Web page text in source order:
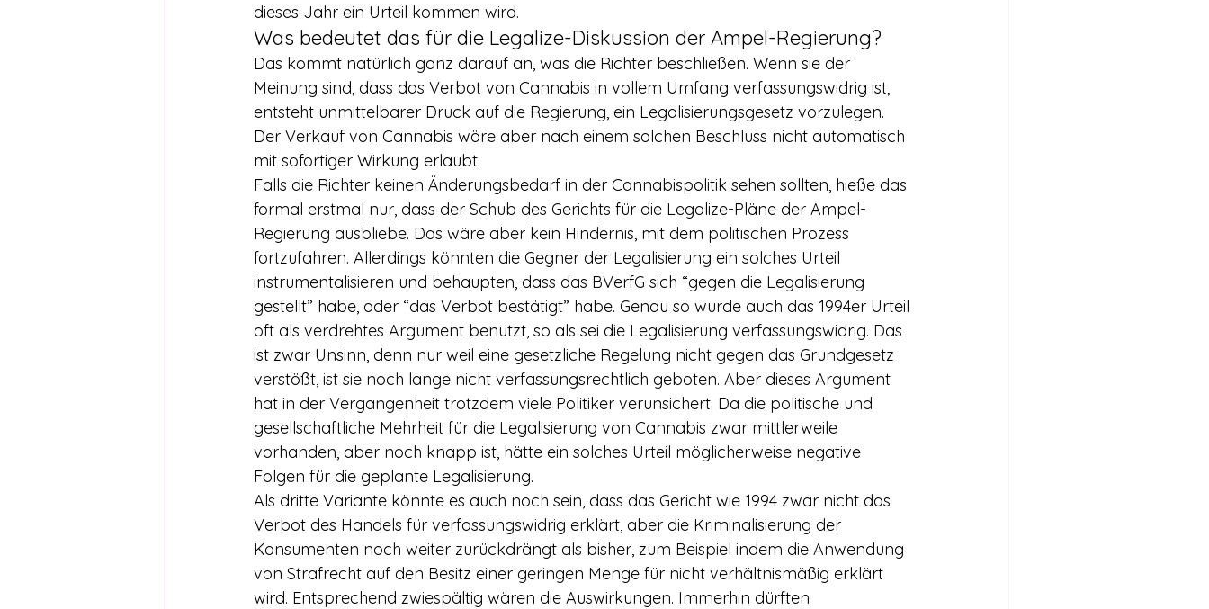
dieses Jahr ein Urteil kommen wird.
Was bedeutet das für die Legalize-Diskussion der Ampel-Regierung?
Das kommt natürlich ganz darauf an, was die Richter beschließen. Wenn sie der
Meinung sind, dass das Verbot von Cannabis in vollem Umfang verfassungswidrig ist,
entsteht unmittelbarer Druck auf die Regierung, ein Legalisierungsgesetz vorzulegen.
Der Verkauf von Cannabis wäre aber nach einem solchen Beschluss nicht automatisch
mit sofortiger Wirkung erlaubt.
Falls die Richter keinen Änderungsbedarf in der Cannabispolitik sehen sollten, hieße das
formal erstmal nur, dass der Schub des Gerichts für die Legalize-Pläne der Ampel-
Regierung ausbliebe. Das wäre aber kein Hindernis, mit dem politischen Prozess
fortzufahren. Allerdings könnten die Gegner der Legalisierung ein solches Urteil
instrumentalisieren und behaupten, dass das BVerfG sich “gegen die Legalisierung
gestellt” habe, oder “das Verbot bestätigt” habe. Genau so wurde auch das 1994er Urteil
oft als verdrehtes Argument benutzt, so als sei die Legalisierung verfassungswidrig. Das
ist zwar Unsinn, denn nur weil eine gesetzliche Regelung nicht gegen das Grundgesetz
verstößt, ist sie noch lange nicht verfassungsrechtlich geboten. Aber dieses Argument
hat in der Vergangenheit trotzdem viele Politiker verunsichert. Da die politische und
gesellschaftliche Mehrheit für die Legalisierung von Cannabis zwar mittlerweile
vorhanden, aber noch knapp ist, hätte ein solches Urteil möglicherweise negative
Folgen für die geplante Legalisierung.
Als dritte Variante könnte es auch noch sein, dass das Gericht wie 1994 zwar nicht das
Verbot des Handels für verfassungswidrig erklärt, aber die Kriminalisierung der
Konsumenten noch weiter zurückdrängt als bisher, zum Beispiel indem die Anwendung
von Strafrecht auf den Besitz einer geringen Menge für nicht verhältnismäßig erklärt
wird. Entsprechend zwiespältig wären die Auswirkungen. Immerhin dürften